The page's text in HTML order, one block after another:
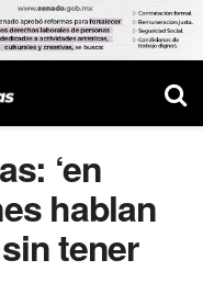
‘en
hablan
tener